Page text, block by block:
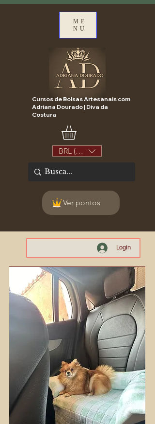
ME
NU
Cursos de Bolsas Artesanais com
Adriana Dourado | Diva da
Costura
BRL (R$)
Ver pontos
Login